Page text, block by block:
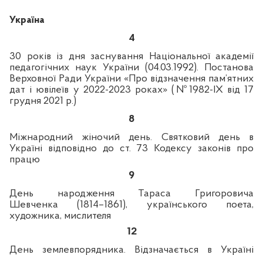
Україна
4
30 років із дня заснування Національної академії
педагогічних наук України (04.03.1992).
Постанова
Верховної Ради України «Про відзначення пам’ятних
дат і ювілеїв у 2022-2023 роках» (№ 1982- IX від 17
грудня 2021 р.)
8
Міжнародний жіночий день. Святковий день в
Україні відповідно до ст. 73 Кодексу законів про
працю
9
День народження Тараса Григоровича
Шевченка (1814–1861), українського поета,
художника, мислителя
12
День землевпорядника. Відзначається в Україні